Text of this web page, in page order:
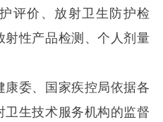
评价、放射卫生防护检
性产品检测、个人剂量
、国家疾控局依据各
卫生技术服务机构的监督